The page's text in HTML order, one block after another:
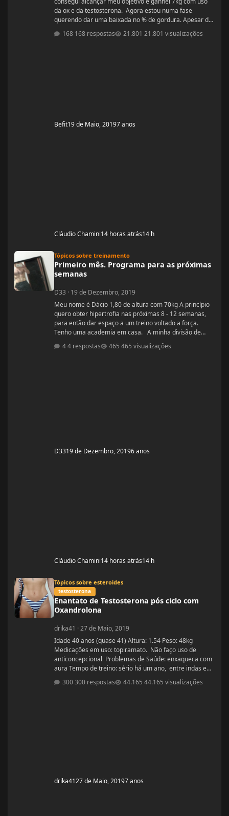
da ox e da testosterona. Agora estou numa fase
querendo dar uma baixada no % de gordura. Apesar de
estudar nutrição e saber exatamente o que devo fazer,
gostaria de compartilhamento de treinos e talvez
168 respostas 21.801 visualizações
Befit19 de Maio, 20197 anos
Cláudio Chamini14 horas atrás14 h
Tópicos sobre treinamento
Primeiro mês. Programa para as próximas
semanas
D33 · 19 de Dezembro, 2019
Meu nome é Dácio 1,80 de altura com 70kg A princípio
quero obter hipertrofia nas próximas 8 - 12 semanas,
para então dar espaço a um treino voltado a força.
Tenho uma academia em casa. A minha divisão de
RDL: 3x8 - 37,5kg Panturilha com uma perna 3x20 - 8kg
4 respostas 465 visualizações
D3319 de Dezembro, 20196 anos
Cláudio Chamini14 horas atrás14 h
Tópicos sobre esteroides
testosterona
Enantato de Testosterona pós ciclo com
Oxandrolona
drika41 ·27 de Maio, 2019
Idade 40 anos (quase 41) Altura: 1.54 Peso: 48kg
Medicações em uso: topiramato. Não faço uso de
anticoncepcional Problemas de Saúde: enxaqueca com
aura Tempo de treino: sério há um ano, entre indas e
mg durante 8 semanas, após 10 mg até a 12° semana.
300 respostas 44.165 visualizações
drika4127 de Maio, 20197 anos